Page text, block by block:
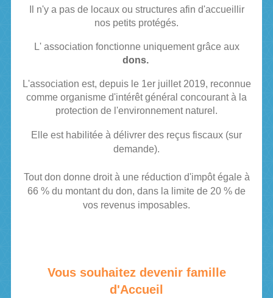
Il n'y a pas de locaux ou structures afin d'accueillir
nos petits protégés.
L' association fonctionne uniquement grâce aux
dons.
L'association est, depuis le 1er juillet 2019, reconnue
comme organisme d'intérêt général concourant à la
protection de l'environnement naturel.
Elle est habilitée à délivrer des reçus fiscaux (sur
demande).
Tout don donne droit à une réduction d'impôt égale à
66 % du montant du don, dans la limite de 20 % de
vos revenus imposables.
Vous souhaitez devenir famille
d'Accueil